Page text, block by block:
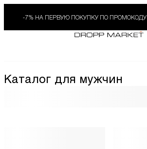
-7% НА ПЕРВУЮ ПОКУПКУ ПО ПРОМОКОДУ
Каталог для мужчин